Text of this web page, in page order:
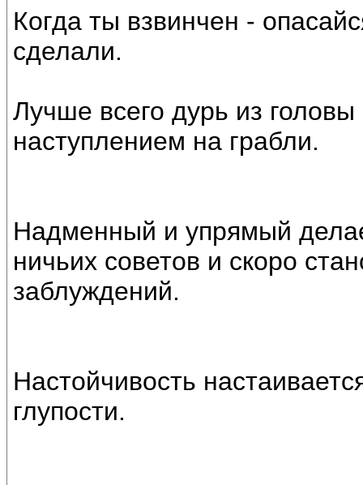
Когда ты взвинчен -
сделали.
Лучше всего дурь из
наступлением на грабли.
Надменный и упрямый
ничьих советов и скоро
заблуждений.
Настойчивость
глупости.